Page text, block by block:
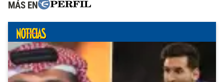
MÁS EN